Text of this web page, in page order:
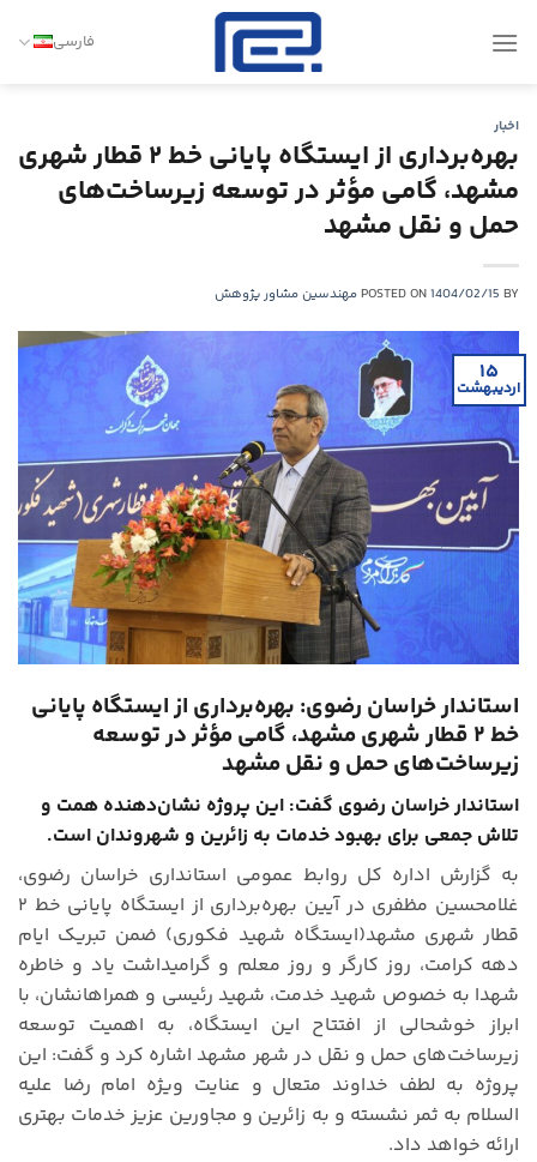
فارسی
اخبار
بهره‌برداری از ایستگاه پایانی خط ۲ قطار شهری
مشهد، گامی مؤثر در توسعه زیرساخت‌های
حمل و نقل مشهد
POSTED ON1404/02/15 BY مهندسین مشاور پژوهش
۱۵
اردیبهشت
استاندار خراسان رضوی: بهره‌برداری از ایستگاه پایانی
خط ۲ قطار شهری مشهد، گامی مؤثر در توسعه
زیرساخت‌های حمل و نقل مشهد
استاندار خراسان رضوی گفت: این پروژه نشان‌دهنده همت و
تلاش جمعی برای بهبود خدمات به زائرین و شهروندان است.
به گزارش اداره کل روابط عمومی استانداری خراسان رضوی،
غلامحسین مظفری در آیین بهره‌برداری از ایستگاه پایانی خط ۲
قطار شهری مشهد(ایستگاه شهید فکوری) ضمن تبریک ایام
دهه کرامت، روز کارگر و روز معلم و گرامیداشت یاد و خاطره
شهدا به خصوص شهید خدمت، شهید رئیسی و همراهانشان، با
ابراز خوشحالی از افتتاح این ایستگاه، به اهمیت توسعه
زیرساخت‌های حمل و نقل در شهر مشهد اشاره کرد و گفت: این
پروژه به لطف خداوند متعال و عنایت ویژه امام رضا علیه
السلام به ثمر نشسته و به زائرین و مجاورین عزیز خدمات بهتری
ارائه خواهد داد.